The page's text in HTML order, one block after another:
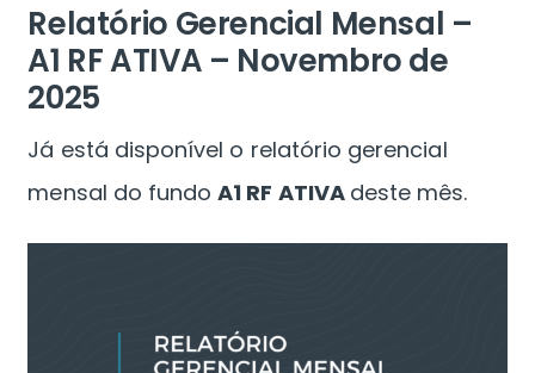
Relatório Gerencial Mensal –
A1 RF ATIVA – Novembro de
2025
Já está disponível o relatório gerencial
mensal do fundoA1 RF ATIVA deste mês.